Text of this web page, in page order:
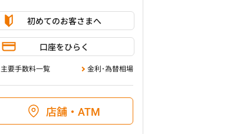
初めてのお客さまへ
口座をひらく
主要手数料一覧 金利･為替相場
店舗・ATM